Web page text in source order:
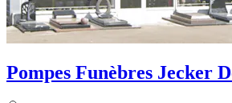
Pompes Funèbres Jecker